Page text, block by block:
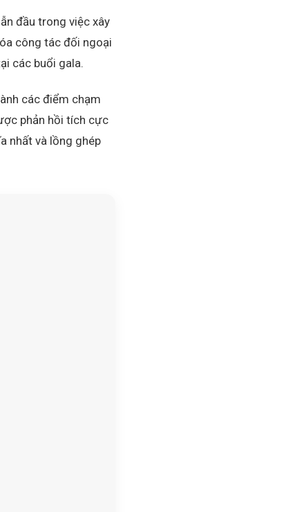
đầu trong việc xây
công tác đối ngoại
các buổi gala.
các điểm chạm
phản hồi tích cực
nhất và lồng ghép